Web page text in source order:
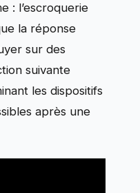
: l’escroquerie
la réponse
sur des
suivante
les dispositifs
après une